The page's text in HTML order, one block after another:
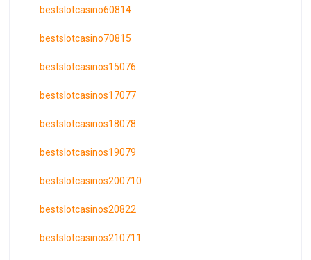
bestslotcasino60814
bestslotcasino70815
bestslotcasinos15076
bestslotcasinos17077
bestslotcasinos18078
bestslotcasinos19079
bestslotcasinos200710
bestslotcasinos20822
bestslotcasinos210711